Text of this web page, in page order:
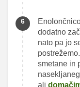
dodatno
nato pa jo
smetane in
ali